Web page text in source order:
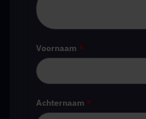
Voornaam *
Achternaam *